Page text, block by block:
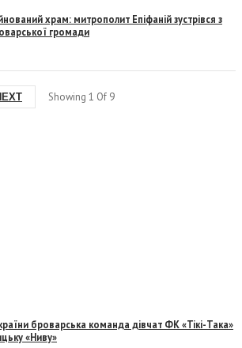
храм: митрополит Епіфаній зустрівся з
громади
Showing 1 Of 9
броварська команда дівчат ФК «Тікі-Така»
«Ниву»